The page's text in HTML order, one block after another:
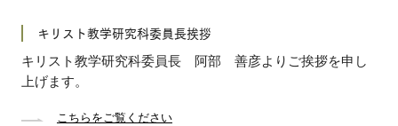
キリスト教学研究科委員長挨拶
キリスト教学研究科委員長 阿部 善彦よりご挨拶を申し
上げます。
こちらをご覧ください